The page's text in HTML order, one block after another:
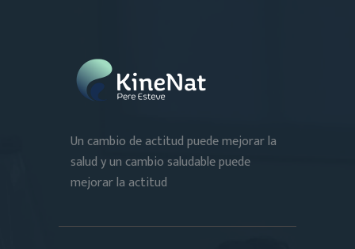
Un cambio de actitud puede mejorar la
salud y un cambio saludable puede
mejorar la actitud